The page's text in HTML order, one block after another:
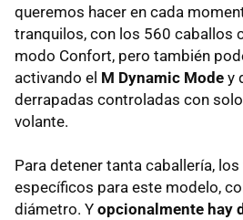
queremos hacer en cada
tranquilos, con los 560 caballos
modo Confort, pero también
activando el M Dynamic Mode y
derrapadas controladas con
volante.
Para detener tanta caballería,
específicos para este modelo,
diámetro. Y opcionalmente hay